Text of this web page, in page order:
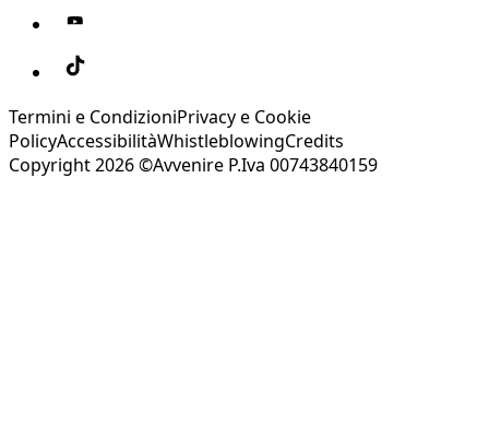
Termini e CondizioniPrivacy e Cookie
PolicyAccessibilitàWhistleblowingCredits
Copyright 2026 ©Avvenire P.Iva 00743840159